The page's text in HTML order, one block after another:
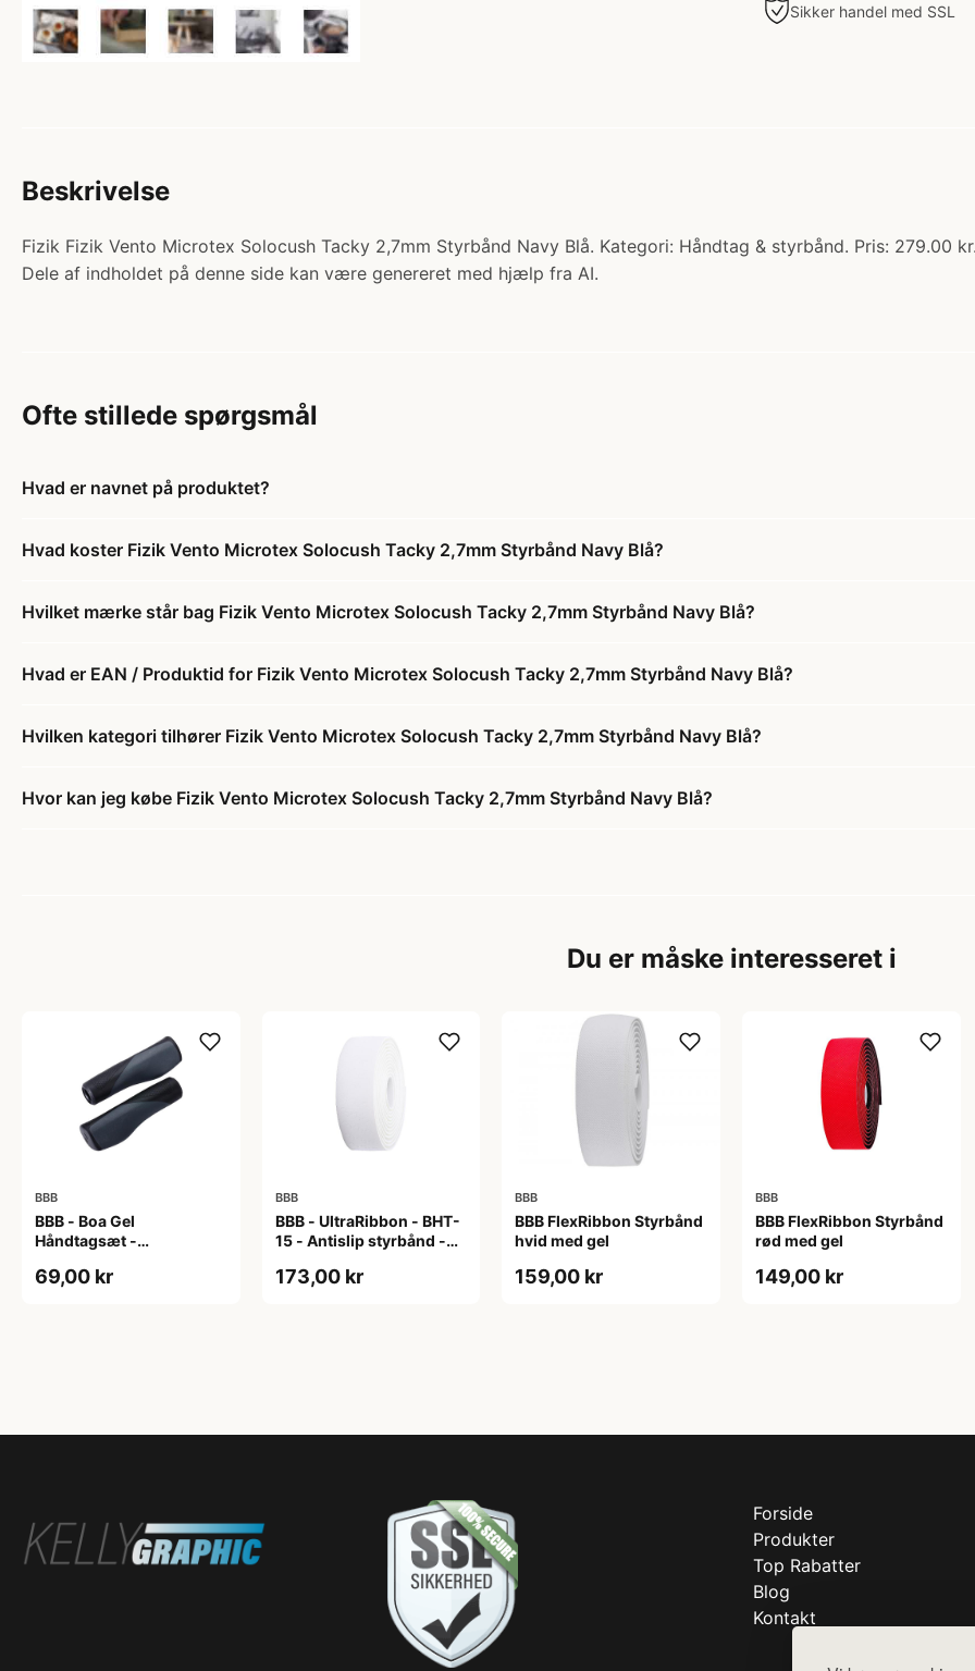
Sikker handel med SSL
Beskrivelse
Fizik Fizik Vento Microtex Solocush Tacky 2,7mm Styrbånd Navy Blå. Kategori: Håndtag & styrbånd. Pris: 279.00
Dele af indholdet på denne side kan være genereret med hjælp fra AI.
Ofte stillede spørgsmål
Hvad er navnet på produktet?
Hvad koster Fizik Vento Microtex Solocush Tacky 2,7mm Styrbånd Navy Blå?
Hvilket mærke står bag Fizik Vento Microtex Solocush Tacky 2,7mm Styrbånd Navy Blå?
Hvad er EAN / Produktid for Fizik Vento Microtex Solocush Tacky 2,7mm Styrbånd Navy Blå?
Hvilken kategori tilhører Fizik Vento Microtex Solocush Tacky 2,7mm Styrbånd Navy Blå?
Hvor kan jeg købe Fizik Vento Microtex Solocush Tacky 2,7mm Styrbånd Navy Blå?
Du er måske interesseret i
BBB
BBB - Boa Gel
Håndtagsæt -
69,00 kr
BBB
BBB - UltraRibbon - BHT-
15 - Antislip styrbånd -
173,00 kr
BBB
BBB FlexRibbon Styrbånd
hvid med gel
159,00 kr
BBB
BBB FlexRibbon Styrbånd
rød med gel
149,00 kr
Forside
Produkter
Top Rabatter
Blog
Kontakt